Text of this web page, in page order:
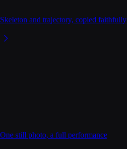
Skeleton and trajectory, copied faithfully
One still photo, a full performance